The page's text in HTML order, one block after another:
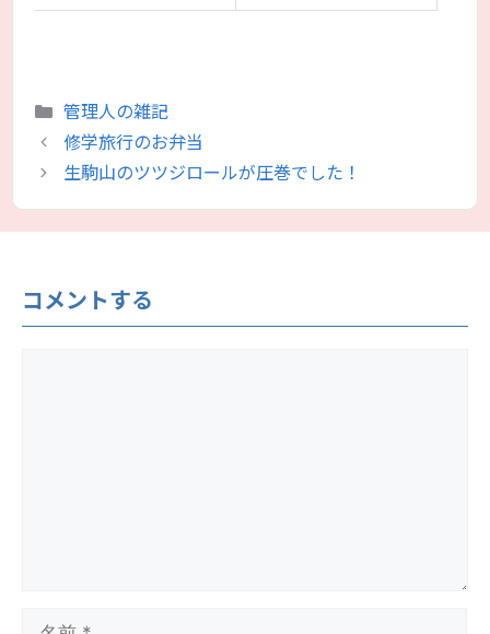
カ
テ
ゴ
リ
ー
管理人の雑記
修学旅行のお弁当
生駒山のツツジロールが圧巻でした！
コメントする